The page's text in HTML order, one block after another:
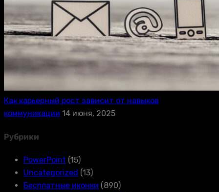
Как карьерный рост зависит от навыков
коммуникации 14 июня, 2025
Рубрики
PowerPoint (15)
Uncategorized (13)
Бесплатные иконки (890)